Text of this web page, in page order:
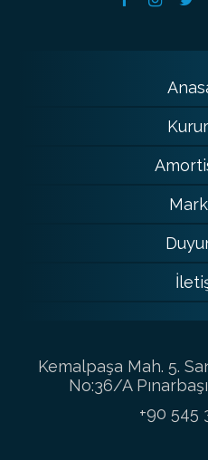
Kemalpaşa Mah. 5.
No:36/A
+90 545